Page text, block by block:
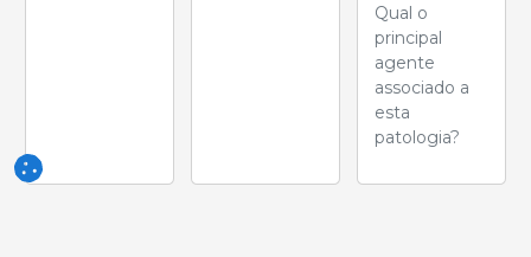
Qual o
principal
agente
associado a
esta
patologia?